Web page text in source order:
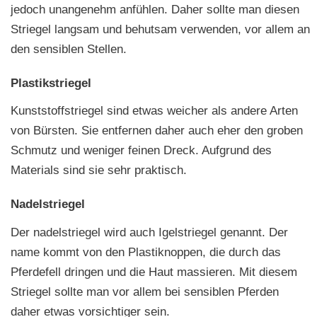
jedoch unangenehm anfühlen. Daher sollte man diesen
Striegel langsam und behutsam verwenden, vor allem an
den sensiblen Stellen.
Plastikstriegel
Kunststoffstriegel sind etwas weicher als andere Arten
von Bürsten. Sie entfernen daher auch eher den groben
Schmutz und weniger feinen Dreck. Aufgrund des
Materials sind sie sehr praktisch.
Nadelstriegel
Der nadelstriegel wird auch Igelstriegel genannt. Der
name kommt von den Plastiknoppen, die durch das
Pferdefell dringen und die Haut massieren. Mit diesem
Striegel sollte man vor allem bei sensiblen Pferden
daher etwas vorsichtiger sein.